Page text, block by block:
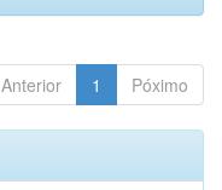
Anterior 1 Póximo